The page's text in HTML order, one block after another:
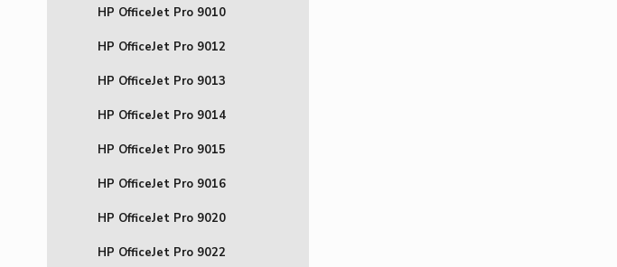
HP OfficeJet Pro 9010
HP OfficeJet Pro 9012
HP OfficeJet Pro 9013
HP OfficeJet Pro 9014
HP OfficeJet Pro 9015
HP OfficeJet Pro 9016
HP OfficeJet Pro 9020
HP OfficeJet Pro 9022